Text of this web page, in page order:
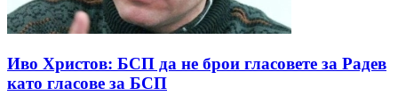
Иво Христов: БСП да не брои гласовете за Радев
като гласове за БСП